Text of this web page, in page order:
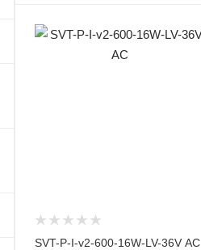
SVT-P-I-v2-600-16W-LV-36V AC